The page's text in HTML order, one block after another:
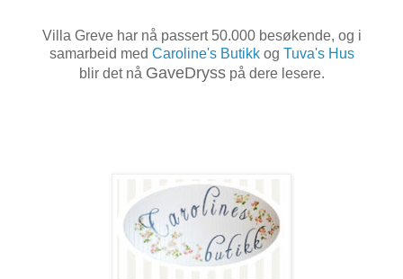
Villa Greve har nå passert 50.000 besøkende, og i
samarbeid med Caroline's Butikkog Tuva's Hus
blir det nå GaveDrysspå dere lesere.